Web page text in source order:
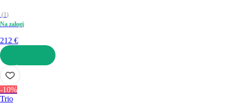
(1)
Na zalogi
212 €
V KOŠARICO
-10%
Trio